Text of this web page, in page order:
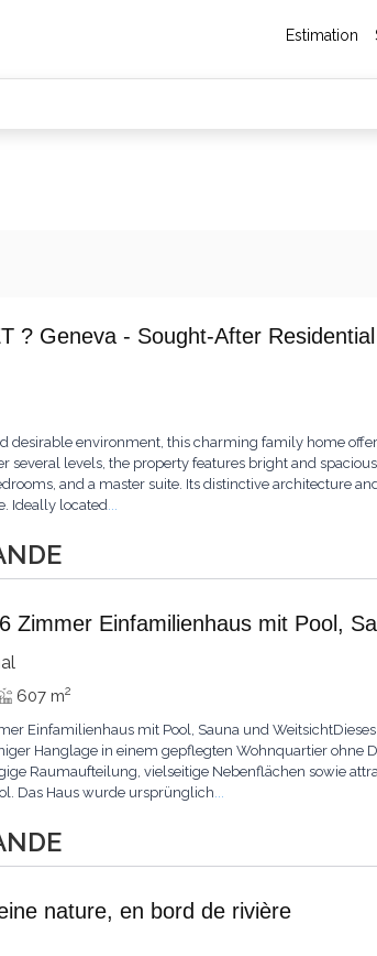
Estimation
? Geneva - Sought-After
desirable environment, this charming family home
several levels, the property features bright and
and a master suite. Its distinctive architecture
Ideally located...
Zimmer Einfamilienhaus mit Pool,
607 m2
Einfamilienhaus mit Pool, Sauna und
Hanglage in einem gepflegten Wohnquartier ohne
Raumaufteilung, vielseitige Nebenflächen sowie
Das Haus wurde ursprünglich...
nature, en bord de rivière